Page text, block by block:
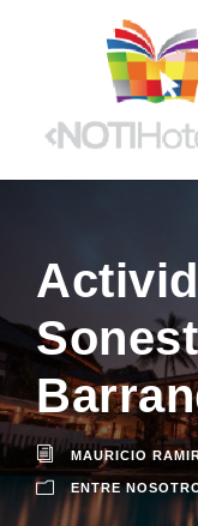
MAURICIO
ENTRE